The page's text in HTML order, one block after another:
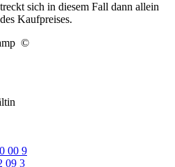
sich in diesem Fall dann allein
Kaufpreises.
©
00 9
09 3